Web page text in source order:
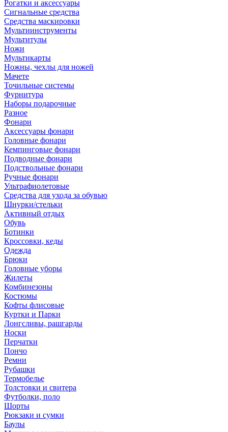
Рогатки и аксессуары
Сигнальные средства
Средства маскировки
Мультиинструменты
Мультитулы
Ножи
Мультикарты
Ножны, чехлы для ножей
Мачете
Точильные системы
Фурнитура
Наборы подарочные
Разное
Фонари
Аксессуары фонари
Головные фонари
Кемпинговые фонари
Подводные фонари
Подствольные фонари
Ручные фонари
Ультрафиолетовые
Средства для ухода за обувью
Шнурки/стельки
Активный отдых
Обувь
Ботинки
Кроссовки, кеды
Одежда
Брюки
Головные уборы
Жилеты
Комбинезоны
Костюмы
Кофты флисовые
Куртки и Парки
Лонгсливы, рашгарды
Носки
Перчатки
Пончо
Ремни
Рубашки
Термобелье
Толстовки и свитера
Футболки, поло
Шорты
Рюкзаки и сумки
Баулы